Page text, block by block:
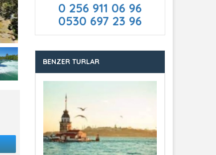
0 256 911 06 96
0530 697 23 96
BENZER TURLAR